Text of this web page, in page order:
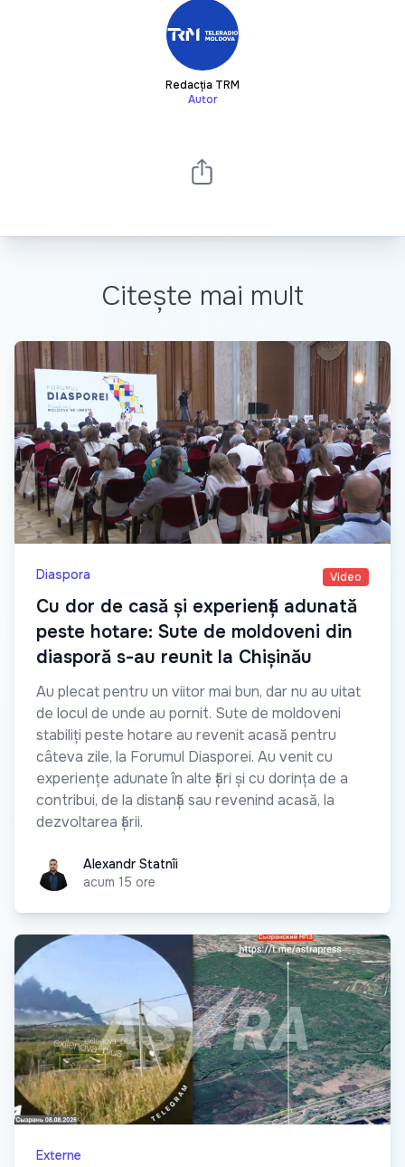
Redacția TRM
Autor
Citește mai mult
Diaspora Video
Cu dor de casă și experiență adunată
peste hotare: Sute de moldoveni din
diasporă s-au reunit la Chișinău
Au plecat pentru un viitor mai bun, dar nu au uitat
de locul de unde au pornit. Sute de moldoveni
stabiliți peste hotare au revenit acasă pentru
câteva zile, la Forumul Diasporei. Au venit cu
experiențe adunate în alte țări și cu dorința de a
contribui, de la distanță sau revenind acasă, la
dezvoltarea țării.
Alexandr Statnîi
Alexandr Statnîi
acum 15 ore
Externe